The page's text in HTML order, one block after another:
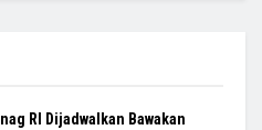
RI Dijadwalkan Bawakan